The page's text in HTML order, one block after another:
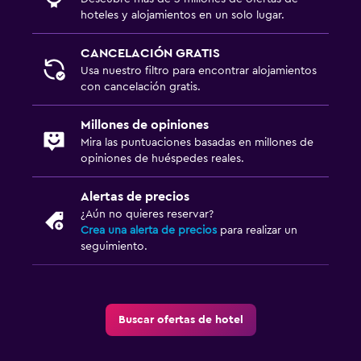
Servicio de traslado (cargo adicional)
Zona de trabajo
Fax/fotocopiadora
Ideal para familias
Cuidado de niños o guardería
Cuna/cama nido disponibles
Lavandería
hoteles y alojamientos en un solo lugar.
CANCELACIÓN GRATIS
Usa nuestro filtro para encontrar alojamientos
con cancelación gratis.
Millones de opiniones
Mira las puntuaciones basadas en millones de
opiniones de huéspedes reales.
Alertas de precios
¿Aún no quieres reservar?
Crea una alerta de precios para realizar un
seguimiento.
Buscar ofertas de hotel